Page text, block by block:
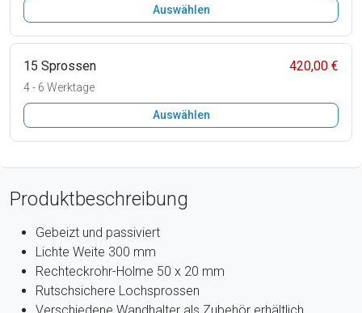
Auswählen
15 Sprossen 420,00 €
4 - 6 Werktage
Auswählen
Produktbeschreibung
Gebeizt und passiviert
Lichte Weite 300 mm
Rechteckrohr-Holme 50 x 20 mm
Rutschsichere Lochsprossen